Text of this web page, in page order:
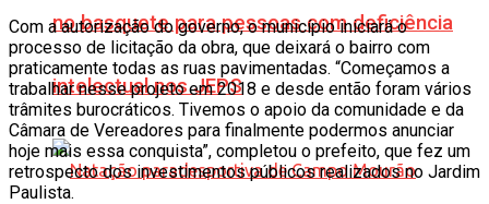
no basquete para pessoas com deficiência
intelectual nos JEPS
Com a autorização do governo, o município iniciará o
processo de licitação da obra, que deixará o bairro com
praticamente todas as ruas pavimentadas. “Começamos a
trabalhar nesse projeto em 2018 e desde então foram vários
trâmites burocráticos. Tivemos o apoio da comunidade e da
Câmara de Vereadores para finalmente podermos anunciar
hoje mais essa conquista”, completou o prefeito, que fez um
retrospecto dos investimentos públicos realizados no Jardim
Paulista.